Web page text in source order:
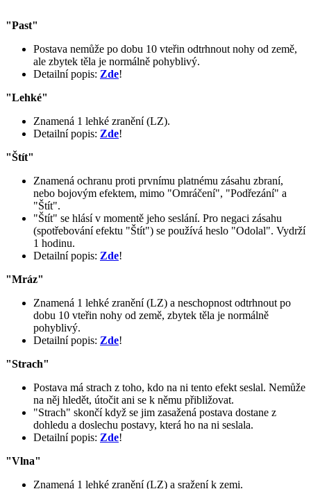
"Past"
Postava nemůže po dobu 10 vteřin odtrhnout nohy od země,
ale zbytek těla je normálně pohyblivý.
Detailní popis: Zde!
"Lehké"
Znamená 1 lehké zranění (LZ).
Detailní popis: Zde!
"Štít"
Znamená ochranu proti prvnímu platnému zásahu zbraní,
nebo bojovým efektem, mimo "Omráčení", "Podřezání" a
"Štít".
"Štít" se hlásí v momentě jeho seslání. Pro negaci zásahu
(spotřebování efektu "Štít") se používá heslo "Odolal". Vydrží
1 hodinu.
Detailní popis: Zde!
"Mráz"
Znamená 1 lehké zranění (LZ) a neschopnost odtrhnout po
dobu 10 vteřin nohy od země, zbytek těla je normálně
pohyblivý.
Detailní popis: Zde!
"Strach"
Postava má strach z toho, kdo na ni tento efekt seslal. Nemůže
na něj hledět, útočit ani se k němu přibližovat.
"Strach" skončí když se jim zasažená postava dostane z
dohledu a doslechu postavy, která ho na ni seslala.
Detailní popis: Zde!
"Vlna"
Znamená 1 lehké zranění (LZ) a sražení k zemi.